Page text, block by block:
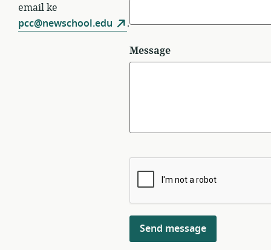
email ke
pcc@newschool.edu
.
Message